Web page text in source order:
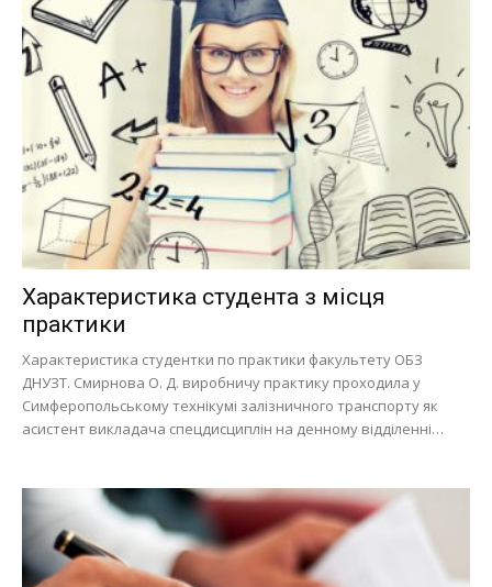
Характеристика студента з місця
практики
Характеристика студентки по практики факультету ОБЗ
ДНУЗТ. Смирнова О. Д. виробничу практику проходила у
Симферопольському технікумі залізничного транспорту як
асистент викладача спецдисциплін на денному відділенні…